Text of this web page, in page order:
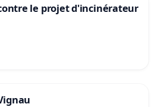
le projet d'incinérateur